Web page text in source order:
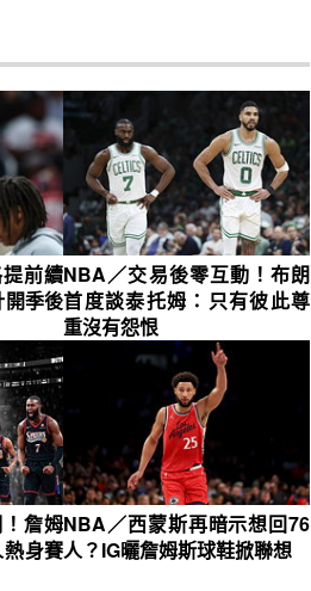
前續
季後
NBA／交易後零互動！布朗
首度談泰托姆：只有彼此尊
重沒有怨恨
詹姆
身賽
NBA／西蒙斯再暗示想回76
人？IG曬詹姆斯球鞋掀聯想